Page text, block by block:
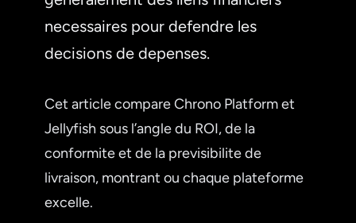
necessaires pour defendre les
decisions de depenses.
Cet article compare Chrono Platform et
Jellyfish sous l’angle du ROI, de la
conformite et de la previsibilite de
livraison, montrant ou chaque plateforme
excelle.